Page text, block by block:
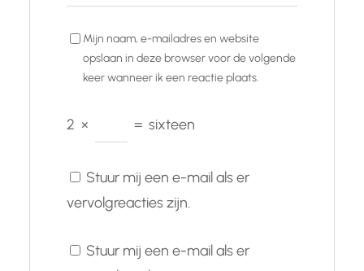
Mijn naam, e-mailadres en website
opslaan in deze browser voor de volgende
keer wanneer ik een reactie plaats.
2 × = sixteen
Stuur mij een e-mail als er
vervolgreacties zijn.
Stuur mij een e-mail als er